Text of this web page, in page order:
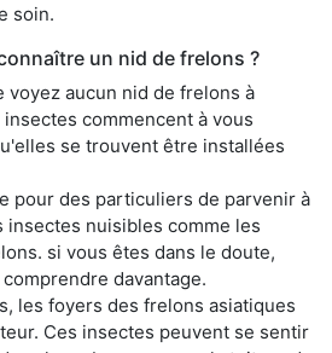
soin.
un nid de frelons ?
voyez aucun nid de frelons à
commencent à vous
se trouvent être installées
pour des particuliers de parvenir à
nuisibles comme les
si vous êtes dans le doute,
davantage.
les foyers des frelons asiatiques
Ces insectes peuvent se sentir